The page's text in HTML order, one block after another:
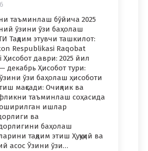
таъминлаш бўйича 2025
ўзини ўзи баҳолаш
Тақдим этувчи ташкилот:
Respublikasi Raqobat
Ҳисобот даври: 2025 йил
декабрь Ҳисобот тури:
ўзи баҳолаш ҳисоботи
мақсади: Очиқлик ва
таъминлаш соҳасида
ишлар
ва
баҳолаш
тақдим этиш Ҳуқуқий ва
асос Ўзини ўзи…